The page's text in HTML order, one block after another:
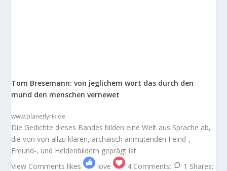
Tom Bresemann: von jeglichem wort das durch den
mund den menschen vernewet
www.planetlyrik.de
Die Gedichte dieses Bandes bilden eine Welt aus Sprache ab,
die von von allzu klaren, archaisch anmutenden Feind-,
Freund-, und Heldenbildern geprägt ist.
View Comments likes love 4 Comments: 1 Shares: